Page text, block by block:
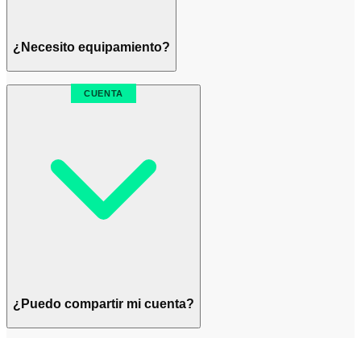
¿Necesito equipamiento?
CUENTA
¿Puedo compartir mi cuenta?